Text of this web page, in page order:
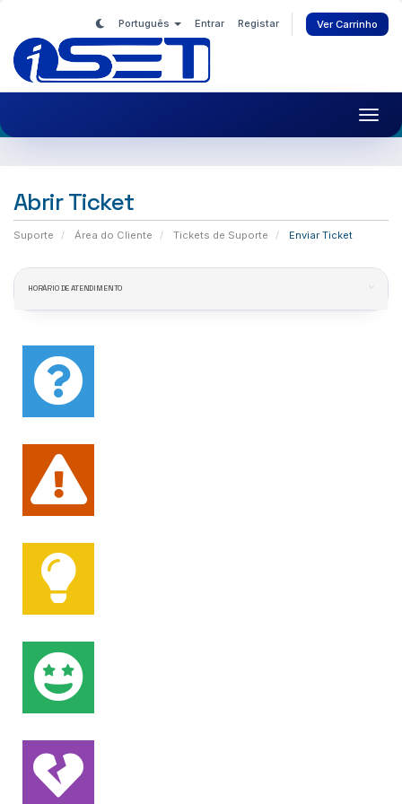
Português Entrar Registar Ver Carrinho
Abrir Ticket
Suporte Área do Cliente Tickets de Suporte Enviar Ticket
HORÁRIO DE ATENDIMENTO